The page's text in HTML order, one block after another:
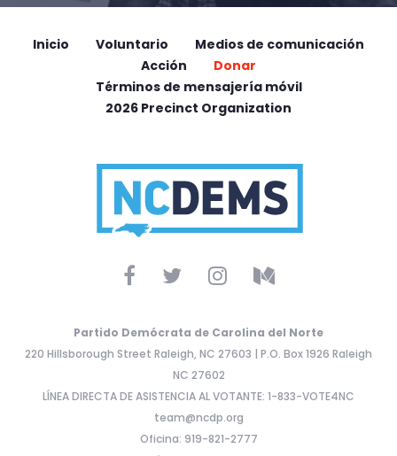
Inicio Voluntario
Medios de comunicación
Acción
Donar
Términos de mensajería móvil
2026 Precinct Organization
Partido Demócrata de Carolina del Norte
220 Hillsborough Street Raleigh, NC 27603 | P.O. Box 1926 Raleigh
NC 27602
LÍNEA DIRECTA DE ASISTENCIA AL VOTANTE: 1-833-VOTE4NC
team@ncdp.org
Oficina: 919-821-2777